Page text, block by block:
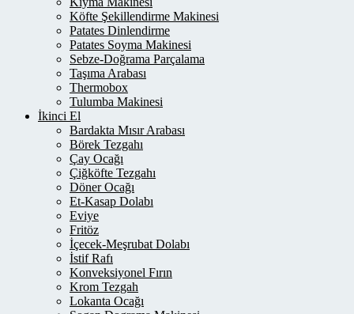
Köfte Şekillendirme Makinesi
Patates Dinlendirme
Patates Soyma Makinesi
Sebze-Doğrama Parçalama
Taşıma Arabası
Thermobox
Tulumba Makinesi
İkinci El
Bardakta Mısır Arabası
Börek Tezgahı
Çay Ocağı
Çiğköfte Tezgahı
Döner Ocağı
Et-Kasap Dolabı
Eviye
Fritöz
İçecek-Meşrubat Dolabı
İstif Rafı
Konveksiyonel Fırın
Krom Tezgah
Lokanta Ocağı